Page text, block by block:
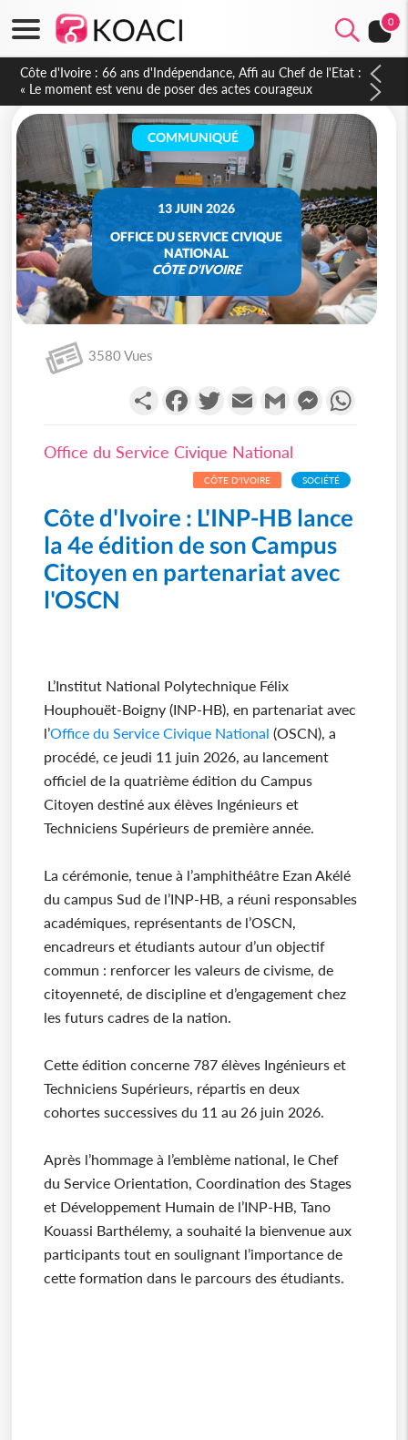
0
Côte d'Ivoire-Burkina : La CCI-BF désire instaurer un échange
constant avec Abidjan pour favoriser l'amélioration continue
de leurs liens avec la plateforme portuaire
COMMUNIQUÉ
13 JUIN 2026
OFFICE DU SERVICE CIVIQUE
NATIONAL
CÔTE D'IVOIRE
3580 Vues
PartagerFacebookTwitterEmail Gmail Messenger
Office du Service Civique National
CÔTE D'IVOIRE SOCIÉTÉ
Côte d'Ivoire : L'INP-HB lance
la 4e édition de son Campus
Citoyen en partenariat avec
l'OSCN
L’Institut National Polytechnique Félix
Houphouët-Boigny (INP-HB), en partenariat avec
l’Office du Service Civique National (OSCN), a
procédé, ce jeudi 11 juin 2026, au lancement
officiel de la quatrième édition du Campus
Citoyen destiné aux élèves Ingénieurs et
Techniciens Supérieurs de première année.
La cérémonie, tenue à l’amphithéâtre Ezan Akélé
du campus Sud de l’INP-HB, a réuni responsables
académiques, représentants de l’OSCN,
encadreurs et étudiants autour d’un objectif
commun : renforcer les valeurs de civisme, de
citoyenneté, de discipline et d’engagement chez
les futurs cadres de la nation.
Cette édition concerne 787 élèves Ingénieurs et
Techniciens Supérieurs, répartis en deux
cohortes successives du 11 au 26 juin 2026.
Après l’hommage à l’emblème national, le Chef
du Service Orientation, Coordination des Stages
et Développement Humain de l’INP-HB, Tano
Kouassi Barthélemy, a souhaité la bienvenue aux
participants tout en soulignant l’importance de
cette formation dans le parcours des étudiants.